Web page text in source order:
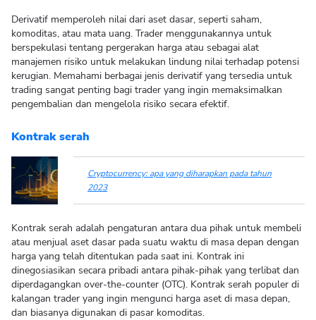
Derivatif memperoleh nilai dari aset dasar, seperti saham,
komoditas, atau mata uang. Trader menggunakannya untuk
berspekulasi tentang pergerakan harga atau sebagai alat
manajemen risiko untuk melakukan lindung nilai terhadap potensi
kerugian. Memahami berbagai jenis derivatif yang tersedia untuk
trading sangat penting bagi trader yang ingin memaksimalkan
pengembalian dan mengelola risiko secara efektif.
Kontrak serah
Cryptocurrency: apa yang diharapkan pada tahun
2023
Kontrak serah adalah pengaturan antara dua pihak untuk membeli
atau menjual aset dasar pada suatu waktu di masa depan dengan
harga yang telah ditentukan pada saat ini. Kontrak ini
dinegosiasikan secara pribadi antara pihak-pihak yang terlibat dan
diperdagangkan over-the-counter (OTC). Kontrak serah populer di
kalangan trader yang ingin mengunci harga aset di masa depan,
dan biasanya digunakan di pasar komoditas.